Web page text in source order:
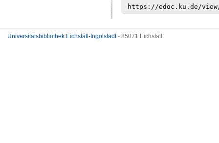
Universitätsbibliothek Eichstätt-Ingolstadt- 85071 Eichstätt